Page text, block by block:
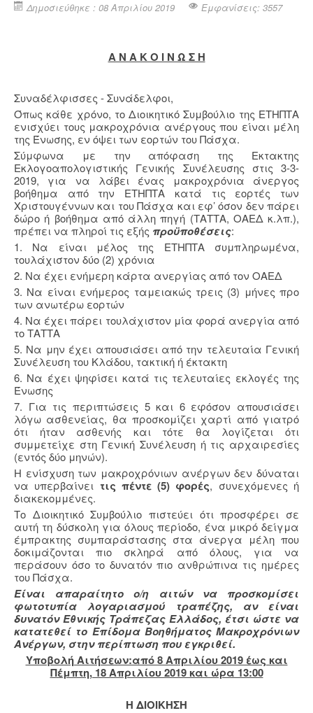
Δημοσιεύθηκε : 08 Απριλίου 2019 Εμφανίσεις: 3557
Α Ν Α Κ Ο Ι Ν Ω Σ Η
Συναδέλφισσες - Συνάδελφοι,
Όπως κάθε χρόνο, το Διοικητικό Συμβούλιο της ΕΤΗΠΤΑ
ενισχύει τους μακροχρόνια ανέργους που είναι μέλη
της Ένωσης, εν όψει των εορτών του Πάσχα.
Σύμφωνα με την απόφαση της Εκτακτης
Εκλογοαπολογιστικής Γενικής Συνέλευσης στις 3-3-
2019, για να λάβει ένας μακροχρόνια άνεργος
βοήθημα από την ΕΤΗΠΤΑ κατά τις εορτές των
Χριστουγέννων και του Πάσχα και εφ’ όσον δεν πάρει
δώρο ή βοήθημα από άλλη πηγή (ΤΑΤΤΑ, ΟΑΕΔ κ.λπ.),
πρέπει να πληροί τις εξής προϋποθέσεις:
1. Να είναι μέλος της ΕΤΗΠΤΑ συμπληρωμένα,
τουλάχιστον δύο (2) χρόνια
2. Να έχει ενήμερη κάρτα ανεργίας από τον ΟΑΕΔ
3. Να είναι ενήμερος ταμειακώς τρεις (3) μήνες προ
των ανωτέρω εορτών
4. Να έχει πάρει τουλάχιστον μία φορά ανεργία από
το ΤΑΤΤΑ
5. Να μην έχει απουσιάσει από την τελευταία Γενική
Συνέλευση του Κλάδου, τακτική ή έκτακτη
6. Να έχει ψηφίσει κατά τις τελευταίες εκλογές της
Ένωσης
7. Για τις περιπτώσεις 5 και 6 εφόσον απουσιάσει
λόγω ασθενείας, θα προσκομίζει χαρτί από γιατρό
ότι ήταν ασθενής και τότε θα λογίζεται ότι
συμμετείχε στη Γενική Συνέλευση ή τις αρχαιρεσίες
(εντός δύο μηνών).
Η ενίσχυση των μακροχρόνιων ανέργων δεν δύναται
να υπερβαίνει τις πέντε (5) φορές, συνεχόμενες ή
διακεκομμένες.
Το Διοικητικό Συμβούλιο πιστεύει ότι προσφέρει σε
αυτή τη δύσκολη για όλους περίοδο, ένα μικρό δείγμα
έμπρακτης συμπαράστασης στα άνεργα μέλη που
δοκιμάζονται πιο σκληρά από όλους, για να
περάσουν όσο το δυνατόν πιο ανθρώπινα τις ημέρες
του Πάσχα.
Είναι απαραίτητο ο/η αιτών να προσκομίσει
φωτοτυπία λογαριασμού τραπέζης, αν είναι
δυνατόν Εθνικής Τράπεζας Ελλάδος, έτσι ώστε να
κατατεθεί το Επίδομα Βοηθήματος Μακροχρόνιων
Ανέργων, στην περίπτωση που εγκριθεί.
Υποβολή Aιτήσεων:από 8 Απριλίου 2019 έως και
Πέμπτη, 18 Απριλίου 2019 και ώρα 13:00
Η ΔΙΟΙΚΗΣΗ